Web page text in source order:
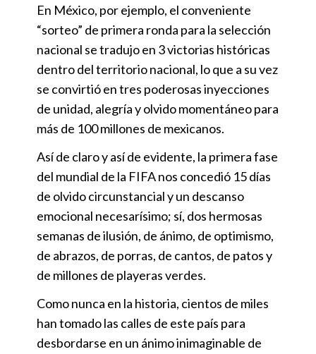
En México, por ejemplo, el conveniente
“sorteo” de primera ronda para la selección
nacional se tradujo en 3 victorias históricas
dentro del territorio nacional, lo que a su vez
se convirtió en tres poderosas inyecciones
de unidad, alegría y olvido momentáneo para
más de 100 millones de mexicanos.
Así de claro y así de evidente, la primera fase
del mundial de la FIFA nos concedió 15 días
de olvido circunstancial y un descanso
emocional necesarísimo; sí, dos hermosas
semanas de ilusión, de ánimo, de optimismo,
de abrazos, de porras, de cantos, de patos y
de millones de playeras verdes.
Como nunca en la historia, cientos de miles
han tomado las calles de este país para
desbordarse en un ánimo inimaginable de